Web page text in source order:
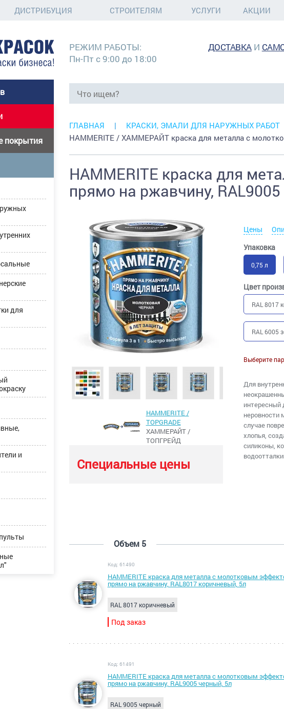
ДИСТРИБУЦИЯ СТРОИТЕЛЯМ УСЛУГИ АКЦИИ
РЕЖИМ РАБОТЫ:
Пн-Пт с 9:00 до 18:00
ДОСТАВКАИ
для
и
ГЛАВНАЯ КРАСКИ, ЭМАЛИ ДЛЯ НАРУЖНЫХ РАБОТ
HAMMERITE / ХАММЕРАЙТ краска для металла с
HAMMERITE краска для
прямо на ржавчину,
HAMMERITE /
TOPGRADE
ХАММЕРАЙТ /
ТОПГРЕЙД
Специальные цены
Цены
Упаковка
0,75 л
Цвет
RAL 8017
RAL 6005
Выберите
Для
интересный
неровности
случае
хлопья,
силиконы,
Объем 5
Код: 61490
HAMMERITE краска для металла с молотковым
прямо на ржавчину, RAL8017 коричневый, 5л
RAL 8017 коричневый
Под заказ
Код: 61491
HAMMERITE краска для металла с молотковым
прямо на ржавчину, RAL9005 черный, 5л
RAL 9005 черный